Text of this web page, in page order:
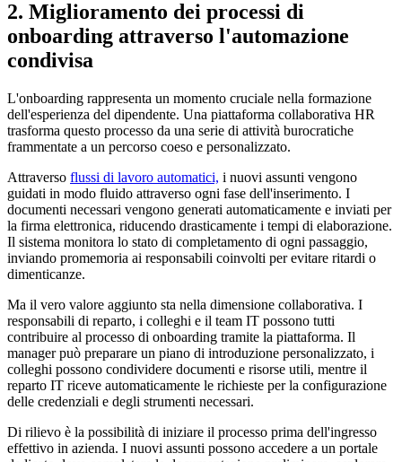
2. Miglioramento dei processi di
onboarding attraverso l'automazione
condivisa
L'onboarding rappresenta un momento cruciale nella formazione
dell'esperienza del dipendente. Una piattaforma collaborativa HR
trasforma questo processo da una serie di attività burocratiche
frammentate a un percorso coeso e personalizzato.
Attraverso flussi di lavoro automatici, i nuovi assunti vengono
guidati in modo fluido attraverso ogni fase dell'inserimento. I
documenti necessari vengono generati automaticamente e inviati per
la firma elettronica, riducendo drasticamente i tempi di elaborazione.
Il sistema monitora lo stato di completamento di ogni passaggio,
inviando promemoria ai responsabili coinvolti per evitare ritardi o
dimenticanze.
Ma il vero valore aggiunto sta nella dimensione collaborativa. I
responsabili di reparto, i colleghi e il team IT possono tutti
contribuire al processo di onboarding tramite la piattaforma. Il
manager può preparare un piano di introduzione personalizzato, i
colleghi possono condividere documenti e risorse utili, mentre il
reparto IT riceve automaticamente le richieste per la configurazione
delle credenziali e degli strumenti necessari.
Di rilievo è la possibilità di iniziare il processo prima dell'ingresso
effettivo in azienda. I nuovi assunti possono accedere a un portale